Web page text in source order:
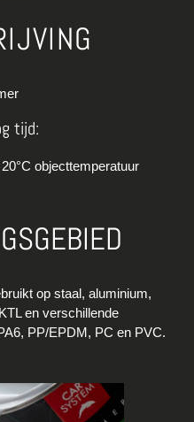
tijd:
objecttemperatuur
op staal, aluminium,
en verschillende
PP/EPDM, PC en PVC.